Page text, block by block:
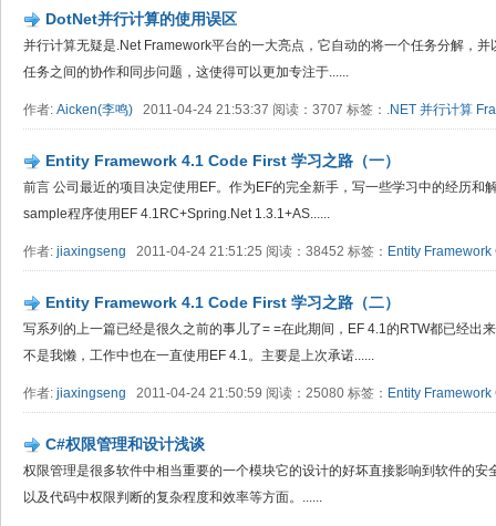
DotNet并行计算的使用误区
并行计算无疑是.Net Framework平台的一大亮点，它自动的将一个任务分解，
任务之间的协作和同步问题，这使得可以更加专注于......
作者: Aicken(李鸣) 2011-04-24 21:53:37 阅读：3707 标签： .NET 并行计算
Entity Framework 4.1 Code First 学习之路（一）
前言 公司最近的项目决定使用EF。作为EF的完全新手，写一些学习中的经历和
sample程序使用EF 4.1RC+Spring.Net 1.3.1+AS......
作者: jiaxingseng 2011-04-24 21:51:25 阅读：38452 标签： Entity Framework
Entity Framework 4.1 Code First 学习之路（二）
写系列的上一篇已经是很久之前的事儿了= =在此期间，EF 4.1的RTW都已经出
不是我懒，工作中也在一直使用EF 4.1。主要是上次承诺......
作者: jiaxingseng 2011-04-24 21:50:59 阅读：25080 标签： Entity Framework
C#权限管理和设计浅谈
权限管理是很多软件中相当重要的一个模块它的设计的好坏直接影响到软件的安
以及代码中权限判断的复杂程度和效率等方面。......